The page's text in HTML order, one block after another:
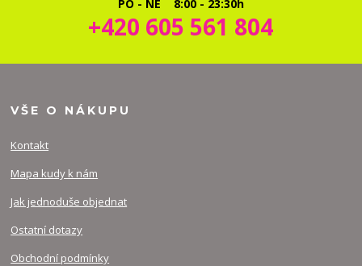
PO - NE 8:00 - 23:30h
+420 605 561 804
VŠE O NÁKUPU
Kontakt
Mapa kudy k nám
Jak jednoduše objednat
Ostatní dotazy
Obchodní podmínky